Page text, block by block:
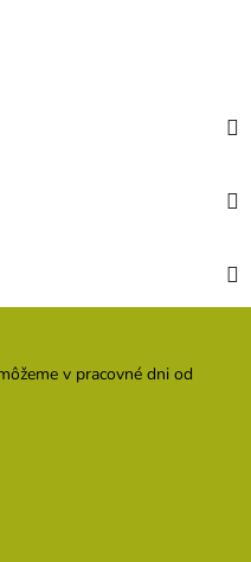
v pracovné dni od